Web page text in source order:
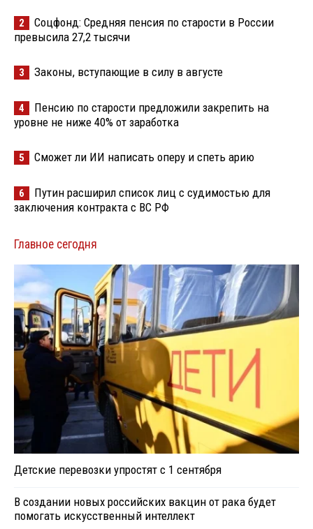
2
Соцфонд: Средняя пенсия по старости в России
превысила 27,2 тысячи
3 Законы, вступающие в силу в августе
4
Пенсию по старости предложили закрепить на
уровне не ниже 40% от заработка
5 Сможет ли ИИ написать оперу и спеть арию
6
Путин расширил список лиц с судимостью для
заключения контракта с ВС РФ
Главное сегодня
Детские перевозки упростят с 1 сентября
В создании новых российских вакцин от рака будет
помогать искусственный интеллект